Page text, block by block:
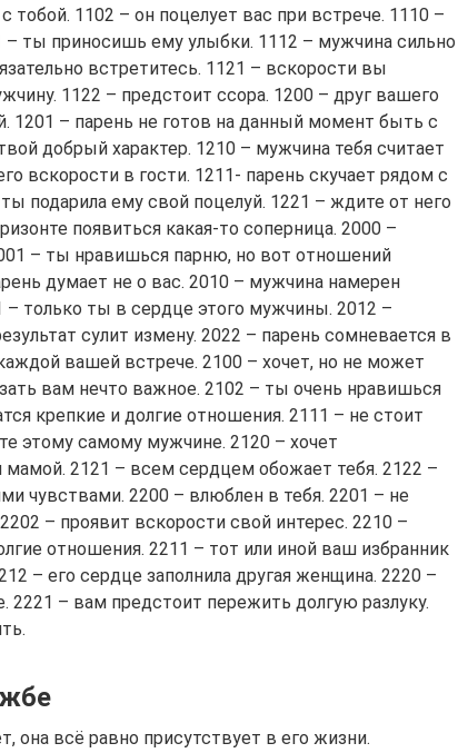
тобой. 1102 – он поцелует вас при встрече. 1110 –
– ты приносишь ему улыбки. 1112 – мужчина сильно
встретитесь. 1121 – вскорости вы
1122 – предстоит ссора. 1200 – друг вашего
1201 – парень не готов на данный момент быть с
добрый характер. 1210 – мужчина тебя считает
вскорости в гости. 1211- парень скучает рядом с
подарила ему свой поцелуй. 1221 – ждите от него
появиться какая-то соперница. 2000 –
– ты нравишься парню, но вот отношений
думает не о вас. 2010 – мужчина намерен
– только ты в сердце этого мужчины. 2012 –
сулит измену. 2022 – парень сомневается в
вашей встрече. 2100 – хочет, но не может
вам нечто важное. 2102 – ты очень нравишься
крепкие и долгие отношения. 2111 – не стоит
этому самому мужчине. 2120 – хочет
мамой. 2121 – всем сердцем обожает тебя. 2122 –
чувствами. 2200 – влюблен в тебя. 2201 – не
– проявит вскорости свой интерес. 2210 –
отношения. 2211 – тот или иной ваш избранник
– его сердце заполнила другая женщина. 2220 –
2221 – вам предстоит пережить долгую разлуку.
она всё равно присутствует в его жизни.